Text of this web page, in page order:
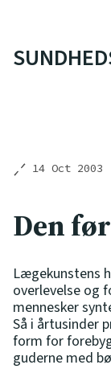
14 Oct 2003
Den
Lægekunstens
overlevelse og
mennesker
Så i årtusinder
form for
guderne med